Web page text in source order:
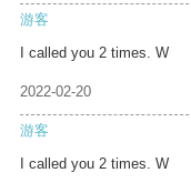
游客
I called you 2 times. W
2022-02-20
游客
I called you 2 times. W